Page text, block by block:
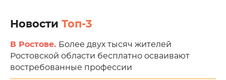
Новости Топ-3
В Ростове. Более двух тысяч жителей
Ростовской области бесплатно осваивают
востребованные профессии